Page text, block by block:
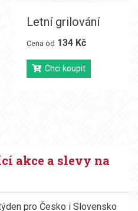
Letní grilování
Cena od 134 Kč
Chci koupit
akce a slevy na
pro Česko i Slovensko